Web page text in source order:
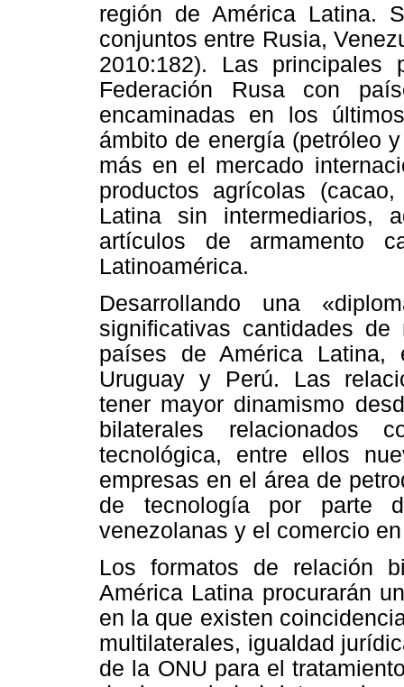
región de América Latina.
conjuntos entre Rusia,
2010:182). Las principales
Federación Rusa con
encaminadas en los
ámbito de energía (petróleo
más en el mercado
productos agrícolas
Latina sin intermediarios,
artículos de armamento
Latinoamérica.
Desarrollando una
significativas cantidades
países de América Latina,
Uruguay y Perú. Las
tener mayor dinamismo
bilaterales relacionados
tecnológica, entre ellos
empresas en el área de
de tecnología por parte
venezolanas y el comercio
Los formatos de relación
América Latina procurarán
en la que existen
multilaterales, igualdad
de la ONU para el